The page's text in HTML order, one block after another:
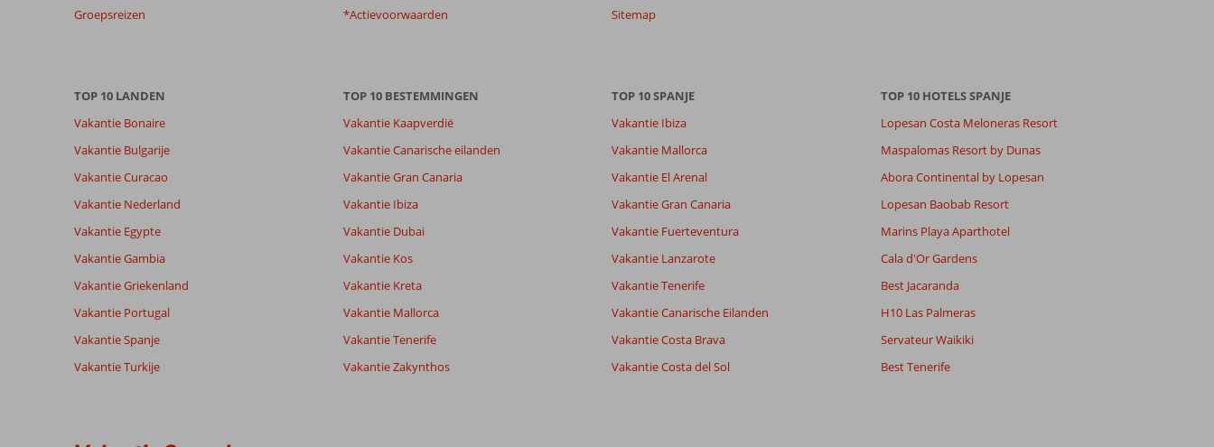
beoordelingen.
23
beoordelingen
8,9
Kamers
8,5
van onze
klanten
Alle
datum (nieuw > oud)
10
John
Ca'n
Picafort:
Genoeg
Ligging
Service
Groepsreizen
*Actievoorwaarden
Sitemap
TOP 10 LANDEN
Vakantie Bonaire
Vakantie Bulgarije
Vakantie Curacao
Vakantie Nederland
Vakantie Egypte
Vakantie Gambia
Vakantie Griekenland
Vakantie Portugal
Vakantie Spanje
Vakantie Turkije
TOP 10 BESTEMMINGEN
Vakantie Kaapverdië
Vakantie Canarische eilanden
Vakantie Gran Canaria
Vakantie Ibiza
Vakantie Dubai
Vakantie Kos
Vakantie Kreta
Vakantie Mallorca
Vakantie Tenerife
Vakantie Zakynthos
TOP 10 SPANJE
Vakantie Ibiza
Vakantie Mallorca
Vakantie El Arenal
Vakantie Gran Canaria
Vakantie Fuerteventura
Vakantie Lanzarote
Vakantie Tenerife
Vakantie Canarische Eilanden
Vakantie Costa Brava
Vakantie Costa del Sol
TOP 10 HOTELS SPANJE
Lopesan Costa Meloneras Resort
Maspalomas Resort by Dunas
Abora Continental by Lopesan
Lopesan Baobab Resort
Marins Playa Aparthotel
Cala d'Or Gardens
Best Jacaranda
H10 Las Palmeras
Servateur Waikiki
Best Tenerife